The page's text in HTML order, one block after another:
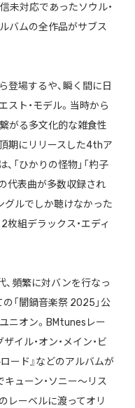
未対応であったソウル・
バムの全作品がサブス
登場するや、瞬く間に日
ト・モデル。当時から
がる多文化的な雑食性
期にリリースした4thア
「ひかりの怪物」「杓子
の代表曲が多数収録され
グルでしか聴けなかった
組デラックス・エディ
、頻繁に対バンを行なっ
「闇鍋音楽祭 2025」公
ニオン。BMtunesレー
イル・オン・メイン・ビ
ロード』などのアルバムが
ューン・ソニー〜リス
レーベルに渡ってオリ